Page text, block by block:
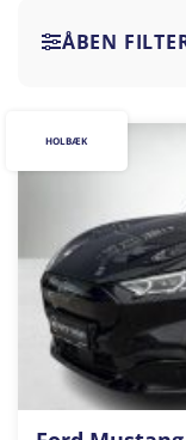
ÅBEN
HOLBÆK